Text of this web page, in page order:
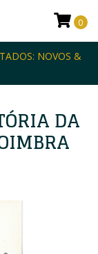
NOVOS &
0
DA